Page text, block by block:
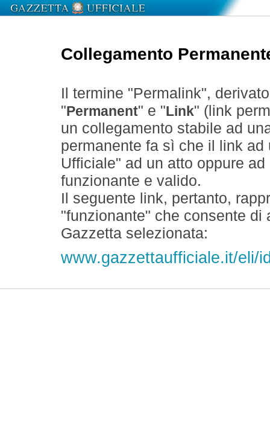
Collegamento
Il termine "Permalink",
" Permanent" e " Link" (link
un collegamento stabile ad
permanente fa sì che il link
Ufficiale" ad un atto oppure
funzionante e valido.
Il seguente link, pertanto,
"funzionante" che consente
Gazzetta selezionata:
www.gazzettaufficiale.it/eli/